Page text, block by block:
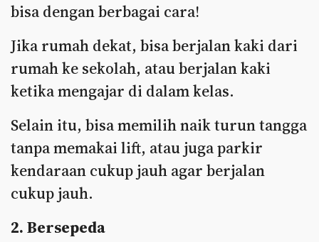
bisa dengan berbagai cara!
Jika rumah dekat, bisa berjalan kaki dari
rumah ke sekolah, atau berjalan kaki
ketika mengajar di dalam kelas.
Selain itu, bisa memilih naik turun tangga
tanpa memakai lift, atau juga parkir
kendaraan cukup jauh agar berjalan
cukup jauh.
2. Bersepeda